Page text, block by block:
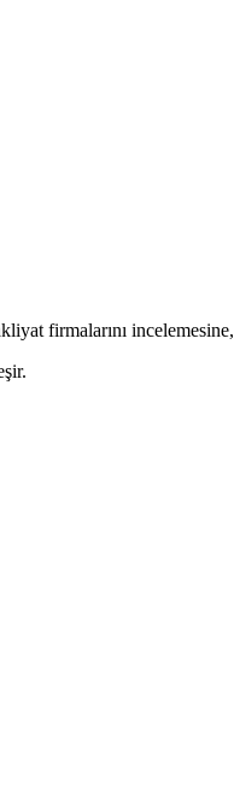
firmalarını